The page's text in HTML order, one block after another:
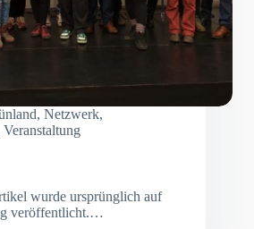
, Netzwerk,
Veranstaltung
wurde ursprünglich auf
veröffentlicht.…